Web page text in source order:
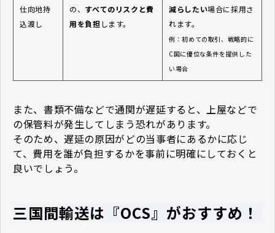
仕向地持
込渡し
の、 すべてのリスクと費
用を負担 します。
減らしたい場合に採用さ
れます。
例：初めての取引、戦略的に
C国に優位な条件を提供した
い場合
また、書類不備などで通関が遅延すると、上屋などで
の保管料が発生してしまう恐れがあります。
そのため、遅延の原因がどの当事者にあるかに応じ
て、費用を誰が負担するかを事前に明確にしておくと
良いでしょう。
三国間輸送は『OCS』がおすすめ！